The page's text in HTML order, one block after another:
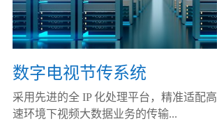
数字电视节传系统
采用先进的全 IP 化处理平台，精准适配高
速环境下视频大数据业务的传输...